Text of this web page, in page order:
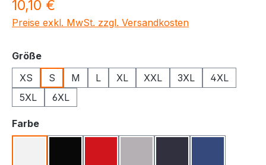
10,10 €
Preise exkl. MwSt. zzgl. Versandkosten
Größeauswählen
XS
S M L XL XXL 3XL
4XL
5XL
6XL
Farbeauswählen